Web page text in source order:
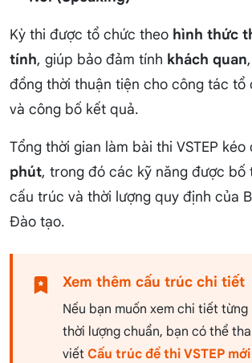
Kỳ thi được tổ chức theo hình thức
tính, giúp bảo đảm tính khách quan,
đồng thời thuận tiện cho công tác tổ
và công bố kết quả.
Tổng thời gian làm bài thi VSTEP kéo
phút, trong đó các kỹ năng được bố
cấu trúc và thời lượng quy định của
Đào tạo.
Xem thêm cấu trúc chi tiết
Nếu bạn muốn xem chi tiết từng
thời lượng chuẩn, bạn có thể
viết Cấu trúc đề thi VSTEP